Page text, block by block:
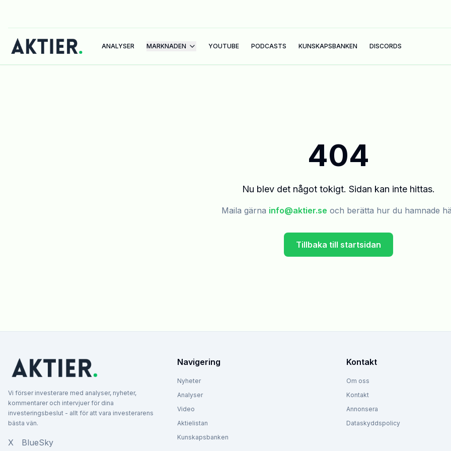
ANALYSER MARKNADEN YOUTUBE PODCASTS KUNSKAPSBANKEN DISCORDS
404
Nu blev det något tokigt. Sidan kan inte hittas.
Maila gärna info@aktier.se och berätta hur du hamnade
Tillbaka till startsidan
Vi förser investerare med analyser, nyheter,
kommentarer och intervjuer för dina
investeringsbeslut - allt för att vara investerarens
bästa vän.
X BlueSky
Navigering
Nyheter
Analyser
Video
Aktielistan
Kunskapsbanken
Kontakt
Om oss
Kontakt
Annonsera
Dataskyddspolicy